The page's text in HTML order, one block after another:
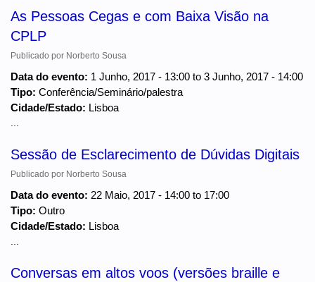
As Pessoas Cegas e com Baixa Visão na
CPLP
Publicado por Norberto Sousa
Data do evento: 1 Junho, 2017 - 13:00 to 3 Junho, 2017 - 14:00
Tipo: Conferência/Seminário/palestra
Cidade/Estado: Lisboa
Sessão de Esclarecimento de Dúvidas Digitais
Publicado por Norberto Sousa
Data do evento: 22 Maio, 2017 - 14:00 to 17:00
Tipo: Outro
Cidade/Estado: Lisboa
Conversas em altos voos (versões braille e